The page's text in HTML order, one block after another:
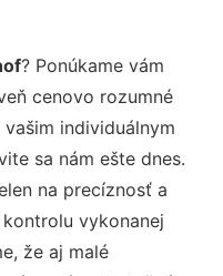
? Ponúkame vám
cenovo rozumné
individuálnym
sa nám ešte dnes.
na precíznosť a
vykonanej
že aj malé